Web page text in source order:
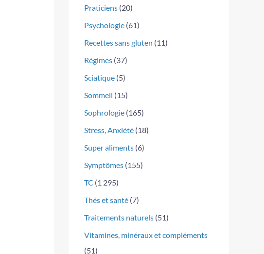
Praticiens (20)
Psychologie (61)
Recettes sans gluten (11)
Régimes (37)
Sciatique (5)
Sommeil (15)
Sophrologie (165)
Stress, Anxiété (18)
Super aliments (6)
Symptômes (155)
TC (1 295)
Thés et santé (7)
Traitements naturels (51)
Vitamines, minéraux et compléments
(51)